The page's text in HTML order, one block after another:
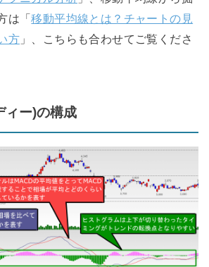
は「移動平均線とは？チャートの見
方」、こちらも合わせてご覧くださ
ィー)の構成